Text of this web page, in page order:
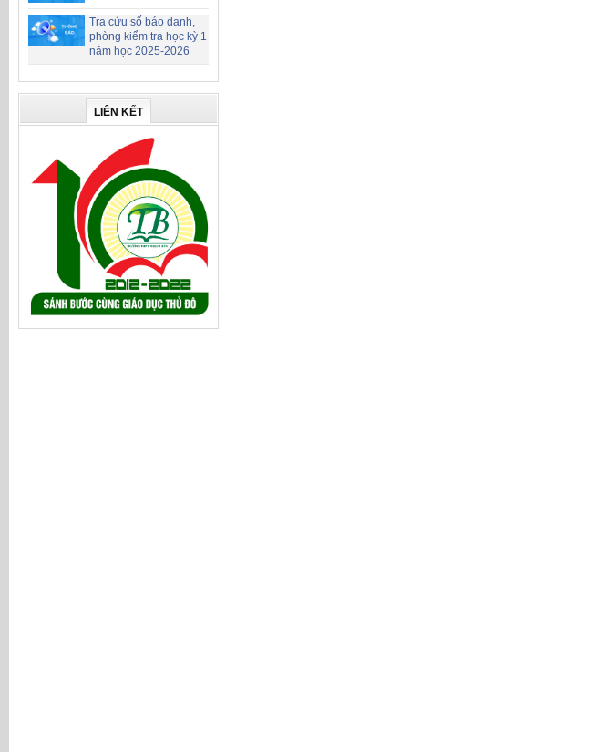
Tra cứu số báo danh,
phòng kiểm tra học kỳ 1
năm học 2025-2026
LIÊN KẾT